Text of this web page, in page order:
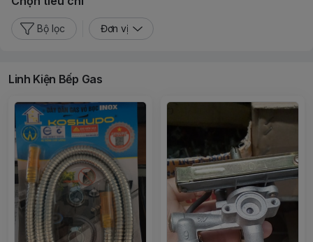
Bộ lọc Đơn vị
Linh Kiện Bếp Gas